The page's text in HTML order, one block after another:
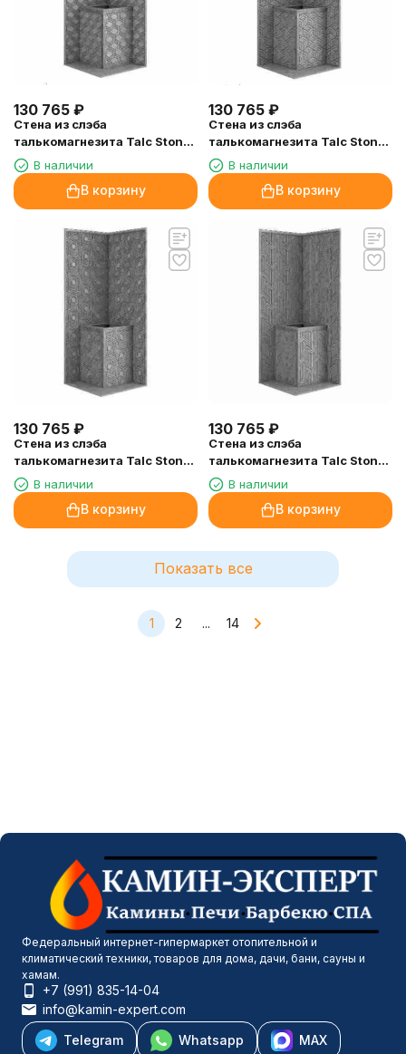
130 765 ₽
Стена из слэба
талькомагнезита Talc Stone
wall 48 с гравировкой
В наличии
В корзину
130 765 ₽
Стена из слэба
талькомагнезита Talc Stone
wall 47 с гравировкой
В наличии
В корзину
130 765 ₽
Стена из слэба
талькомагнезита Talc Stone
wall 46 с гравировкой
В наличии
В корзину
130 765 ₽
Стена из слэба
талькомагнезита Talc Stone
wall 45 с гравировкой
В наличии
В корзину
Показать все
1 2 ... 14
Федеральный интернет-гипермаркет отопительной и
климатический техники, товаров для дома, дачи, бани, сауны и
хамам.
+7 (991) 835-14-04
info@kamin-expert.com
Telegram
Whatsapp MAX